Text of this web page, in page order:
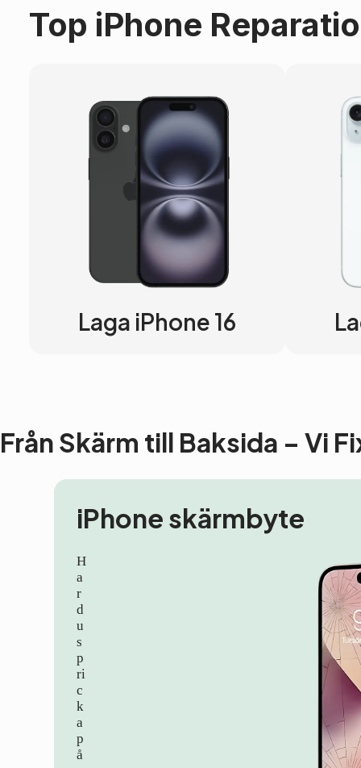
Top iPhone
Laga iPhone 16
Från Skärm till Baksida – Vi
iPhone skärmbyte
H
a
r
d
u
s
p
ri
c
k
a
p
å